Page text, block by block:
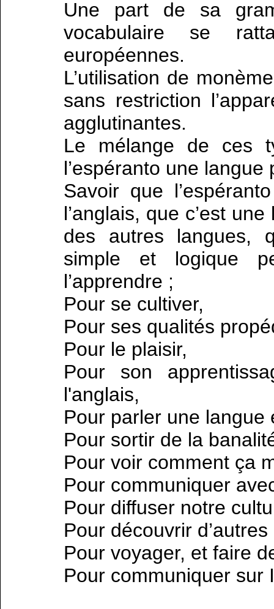
Une part de sa
vocabulaire se
européennes.
L’utilisation de
sans restriction
agglutinantes.
Le mélange de ces
l’espéranto une langue
Savoir que
l’anglais, que c’est
des autres langues,
simple et logique
l’apprendre ;
Pour se cultiver,
Pour ses qualités
Pour le plaisir,
Pour son
l'anglais,
Pour parler une
Pour sortir de la
Pour voir comment ça
Pour communiquer
Pour diffuser notre
Pour découvrir
Pour voyager, et faire
Pour communiquer sur